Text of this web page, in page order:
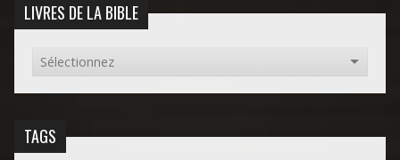
LIVRES DE LA BIBLE
TAGS